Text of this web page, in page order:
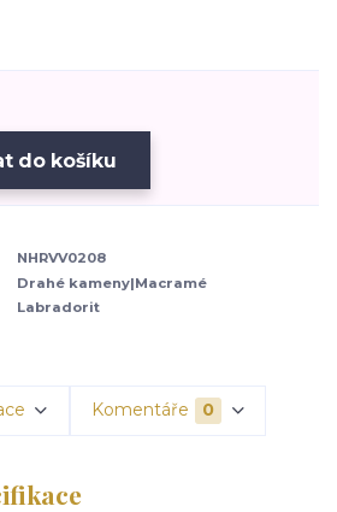
do košíku
NHRVV0208
Drahé kameny|Macramé
Labradorit
Komentáře 0